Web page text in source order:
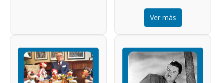
Ver más